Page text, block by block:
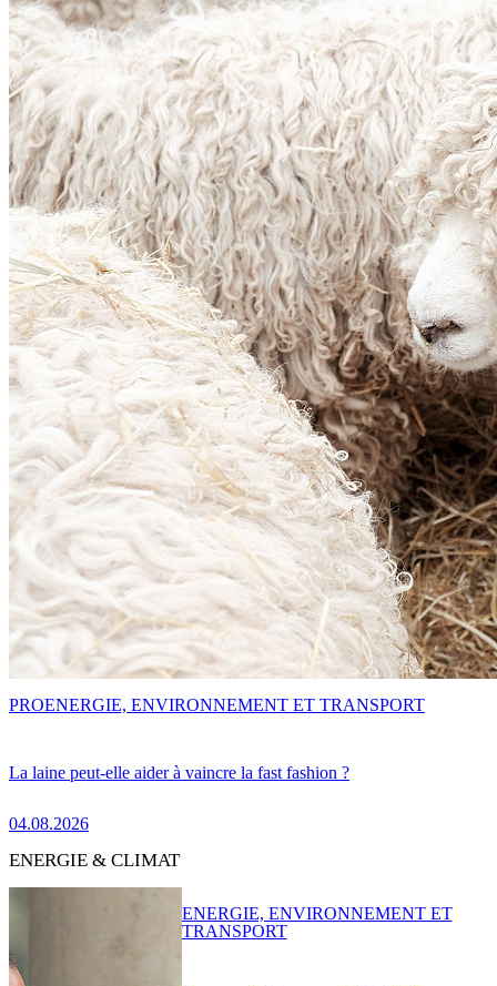
La laine peut-elle aider à vaincre la fast fashion ?
04.08.2026
PROENERGIE, ENVIRONNEMENT ET TRANSPORT
ENERGIE & CLIMAT
ENERGIE, ENVIRONNEMENT ET
TRANSPORT